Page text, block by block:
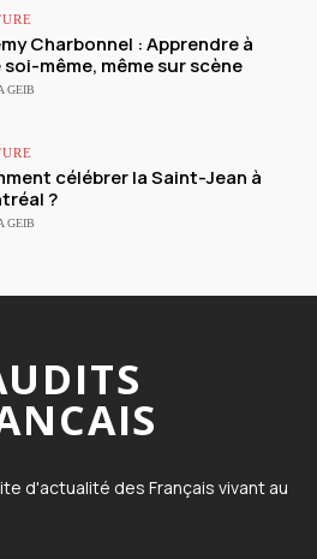
Charbonnel : Apprendre à
même, même sur scène
GEIB
célébrer la Saint-Jean à
?
GEIB
d'actualité des Français vivant au